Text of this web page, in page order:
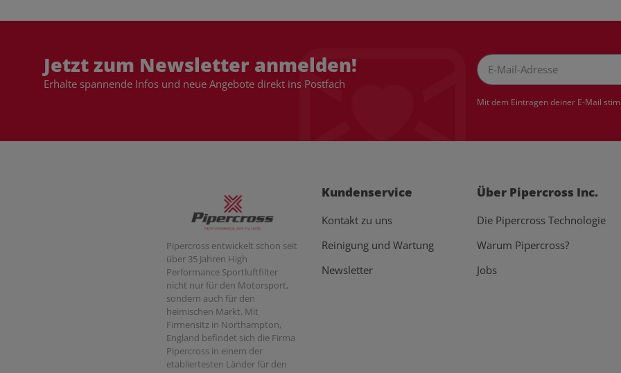
Jetzt zum Newsletter anmelden!
Erhalte spannende Infos und neue Angebote direkt ins Postfach
Mit dem Eintragen deiner E-Mail
Pipercross entwickelt schon seit
über 35 Jahren High
Performance Sportluftfilter
nicht nur für den Motorsport,
sondern auch für den
heimischen Markt. Mit
Firmensitz in Northampton,
England befindet sich die Firma
Pipercross in einem der
etabliertesten Länder für den
Kundenservice
Kontakt zu uns
Reinigung und Wartung
Newsletter
Über Pipercross Inc.
Die Pipercross Technologie
Warum Pipercross?
Jobs